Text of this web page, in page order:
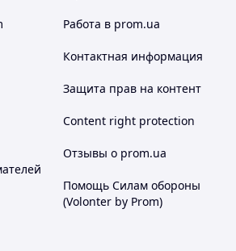
Работа в prom.ua
Контактная информация
Защита прав на контент
Content right protection
Отзывы о prom.ua
Помощь Силам обороны
(Volonter by Prom)